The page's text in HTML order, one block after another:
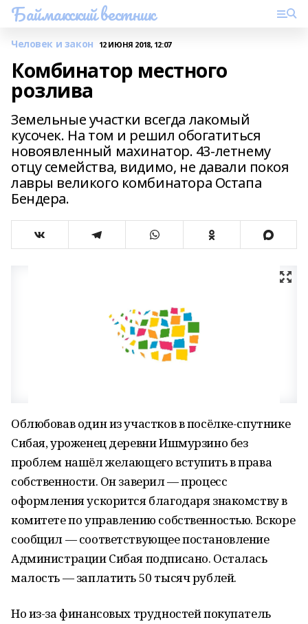
Баймакский вестник
Человек и закон 12 ИЮНЯ 2018, 12:07
Комбинатор местного
розлива
Земельные участки всегда лакомый
кусочек. На том и решил обогатиться
новоявленный махинатор. 43-летнему
отцу семейства, видимо, не давали покоя
лавры великого комбинатора Остапа
Бендера.
Облюбовав один из участков в посёлке-спутнике
Сибая, уроженец деревни Ишмурзино без
проблем нашёл желающего вступить в права
собственности. Он заверил — процесс
оформления ускорится благодаря знакомству в
комитете по управлению собственностью. Вскоре
сообщил — соответствующее постановление
Администрации Сибая подписано. Осталась
малость — заплатить 50 тысяч рублей.
Но из-за финансовых трудностей покупатель